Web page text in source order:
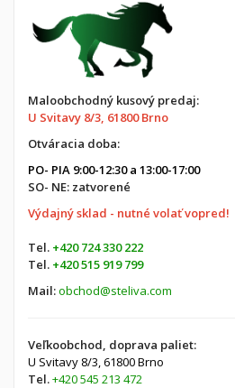
Maloobchodný kusový predaj:
U Svitavy 8/3, 61800 Brno
Otváracia doba:
PO- PIA 9:00-12:30 a 13:00-17:00
SO- NE: zatvorené
Výdajný sklad - nutné volať vopred!
Tel. +420 724 330 222
Tel. +420 515 919 799
Mail:obchod@steliva.com
Veľkoobchod, doprava paliet:
U Svitavy 8/3,61800 Brno
Tel.+420 545 213 472